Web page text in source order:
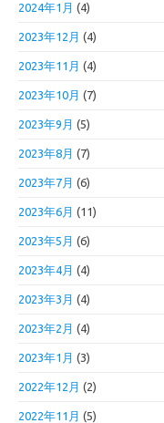
2024年1月 (4)
2023年12月 (4)
2023年11月 (4)
2023年10月 (7)
2023年9月 (5)
2023年8月 (7)
2023年7月 (6)
2023年6月 (11)
2023年5月 (6)
2023年4月 (4)
2023年3月 (4)
2023年2月 (4)
2023年1月 (3)
2022年12月 (2)
2022年11月 (5)